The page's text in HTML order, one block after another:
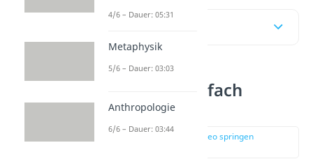
Metaphysik einfach
erklärt
zur Stelle im Video springen
4/6 – Dauer: 05:31
Metaphysik
5/6 – Dauer: 03:03
Anthropologie
6/6 – Dauer: 03:44